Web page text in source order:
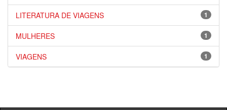
1
LITERATURA DE VIAGENS
1
MULHERES
1
VIAGENS